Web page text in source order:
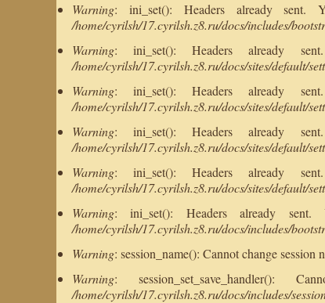
Warning: ini_set(): Headers already
/home/cyrilsh/17.cyrilsh.z8.ru/docs/includes/
Warning: ini_set(): Headers already
/home/cyrilsh/17.cyrilsh.z8.ru/docs/sites/default/
Warning: ini_set(): Headers already
/home/cyrilsh/17.cyrilsh.z8.ru/docs/sites/default/
Warning: ini_set(): Headers already
/home/cyrilsh/17.cyrilsh.z8.ru/docs/sites/default/
Warning: ini_set(): Headers already
/home/cyrilsh/17.cyrilsh.z8.ru/docs/sites/default/
Warning: ini_set(): Headers already
/home/cyrilsh/17.cyrilsh.z8.ru/docs/includes/
Warning: session_name(): Cannot change session
Warning:
/home/cyrilsh/17.cyrilsh.z8.ru/docs/includes/